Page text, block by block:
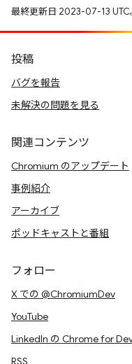
最終更新日 2023-07-13 UTC
投稿
バグを報告
未解決の問題を見る
関連コンテンツ
Chromium のアップデート
事例紹介
アーカイブ
ポッドキャストと番組
フォロー
X での @ChromiumDev
YouTube
LinkedIn の Chrome for